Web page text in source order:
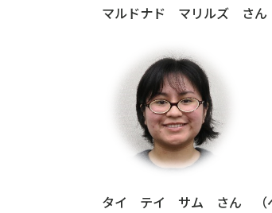
マルドナド マリルズ さん
タイ テイ サム さん （ベ